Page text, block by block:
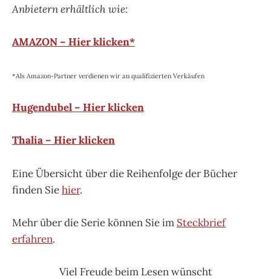
Anbietern erhältlich wie:
AMAZON – Hier klicken*
*Als Amazon-Partner verdienen wir an qualifizierten Verkäufen
Hugendubel – Hier klicken
Thalia – Hier klicken
Eine Übersicht über die Reihenfolge der Bücher
finden Siehier.
Mehr über die Serie können Sie im Steckbrief
erfahren.
Viel Freude beim Lesen wünscht